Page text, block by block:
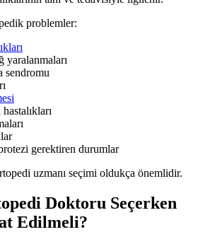
problemler:
yaralanmaları
sendromu
gerektiren durumlar
uzmanı seçimi oldukça önemlidir.
Doktoru Seçerken
Edilmeli?